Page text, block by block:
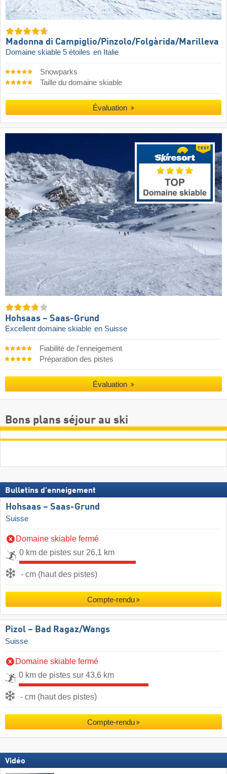
Madonna di Campiglio/​Pinzolo/​Folgàrida/​Marilleva
Domaine skiable 5 étoiles en Italie
Snowparks
Taille du domaine skiable
Évaluation
Hohsaas – Saas-Grund
Excellent domaine skiable en Suisse
Fiabilité de l'enneigement
Préparation des pistes
Évaluation
Bons plans séjour au ski
Bulletins d'enneigement
Hohsaas – Saas-Grund
Suisse
Domaine skiable fermé
0 km de pistes sur 26,1 km
- cm (haut des pistes)
Compte-rendu
Pizol – Bad Ragaz/​Wangs
Suisse
Domaine skiable fermé
0 km de pistes sur 43,6 km
- cm (haut des pistes)
Compte-rendu
Vidéo